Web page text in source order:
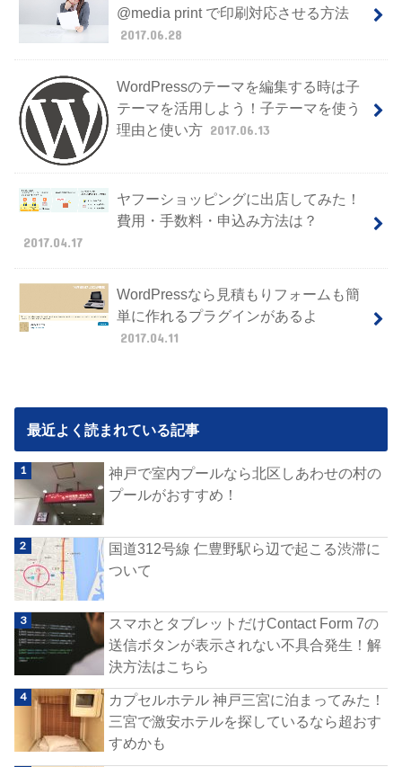
@media print で印刷対応させる方法
2017.06.28
WordPressのテーマを編集する時は子
テーマを活用しよう！子テーマを使う
理由と使い方 2017.06.13
ヤフーショッピングに出店してみた！
費用・手数料・申込み方法は？
2017.04.17
WordPressなら見積もりフォームも簡
単に作れるプラグインがあるよ
2017.04.11
最近よく読まれている記事
神戸で室内プールなら北区しあわせの村の
プールがおすすめ！
国道312号線 仁豊野駅ら辺で起こる渋滞に
ついて
スマホとタブレットだけContact Form 7の
送信ボタンが表示されない不具合発生！解
決方法はこちら
カプセルホテル 神戸三宮に泊まってみた！
三宮で激安ホテルを探しているなら超おす
すめかも